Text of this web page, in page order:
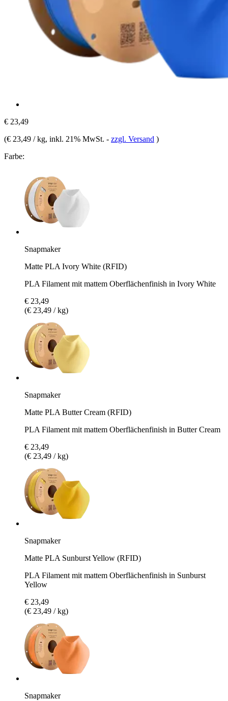
€ 23,49
(€ 23,49 / kg, inkl. 21% MwSt. - zzgl. Versand )
Farbe:
Snapmaker
Matte PLA Ivory White (RFID)
PLA Filament mit mattem Oberflächenfinish in Ivory White
€ 23,49
(€ 23,49 / kg)
Snapmaker
Matte PLA Butter Cream (RFID)
PLA Filament mit mattem Oberflächenfinish in Butter Cream
€ 23,49
(€ 23,49 / kg)
Snapmaker
Matte PLA Sunburst Yellow (RFID)
PLA Filament mit mattem Oberflächenfinish in Sunburst
Yellow
€ 23,49
(€ 23,49 / kg)
Snapmaker